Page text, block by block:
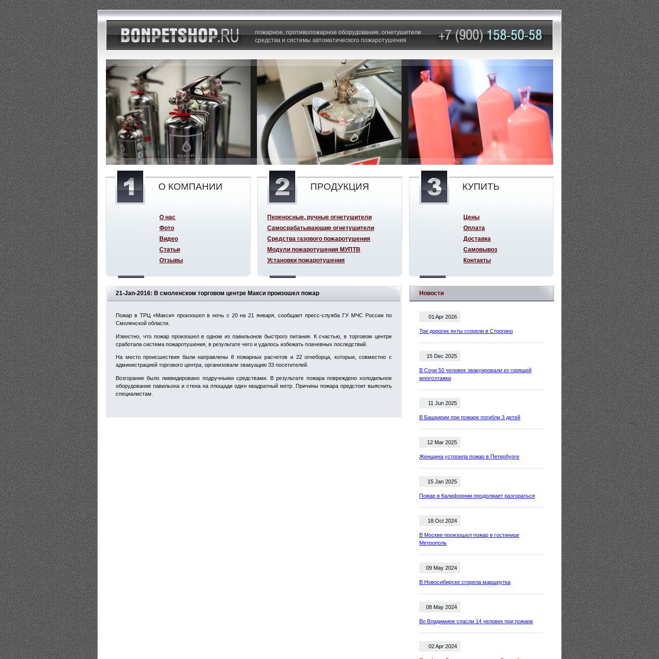
21-Jan-2016: В смоленском торговом центре Макси произошел пожар
Пожар в ТРЦ «Макси» произошел в ночь с 20 на 21 января, сообщает пресс-служба ГУ МЧС России по
Смоленской области.
Известно, что пожар произошел в одном из павильонов быстрого питания. К счастью, в торговом центре
сработала система пожаротушения, в результате чего и удалось избежать плачевных последствий.
На место происшествия были направлены 8 пожарных расчетов и 22 огнеборца, которые, совместно с
администрацией торгового центра, организовали эвакуацию 33 посетителей.
Возгорание было ликвидировано подручными средствами. В результате пожара повреждено холодильное
оборудование павильона и стена на площади один квадратный метр. Причины пожара предстоит выяснить
специалистам.
Новости
01 Apr 2026
Три дорогих яхты сгорели в Строгино
15 Dec 2025
В Сочи 50 человек эвакуировали из горящей
многоэтажки
11 Jun 2025
В Башкирии при пожаре погибли 3 детей
12 Mar 2025
Женщина устроила пожар в Петербурге
15 Jan 2025
Пожар в Калифорнии продолжает разгораться
18 Oct 2024
В Москве произошел пожар в гостинице
Метрополь
09 May 2024
В Новосибирске сгорела маршрутка
08 May 2024
Во Владимире спасли 14 человек при пожаре
02 Apr 2024
пожарное, противопожарное оборудование, огнетушители
средства и системы автоматического пожаротушения
О КОМПАНИИ
О нас
Фото
Видео
Статьи
Отзывы
ПРОДУКЦИЯ
Переносные, ручные огнетушители
Самосрабатывающие огнетушители
Средства газового пожаротушения
Модули пожаротушения МУПТВ
Установки пожаротушения
КУПИТЬ
Цены
Оплата
Доставка
Самовывоз
Контакты